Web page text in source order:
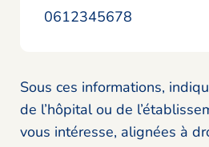
0612345678
Sous ces informations,
de l’hôpital ou de
vous intéresse, alignées à